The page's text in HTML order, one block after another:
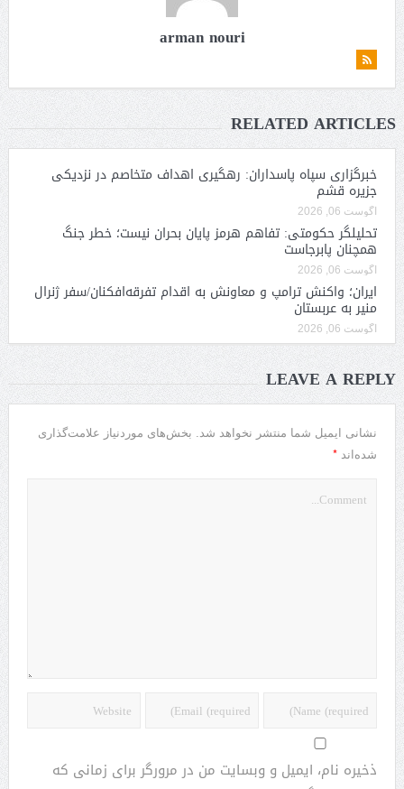
arman nouri
RELATED ARTICLES
خبرگزاری سپاه پاسداران: رهگیری اهداف متخاصم در نزدیکی
جزیره قشم
آگوست 06, 2026
تحلیلگر حکومتی: تفاهم هرمز پایان بحران نیست؛ خطر جنگ
همچنان پابرجاست
آگوست 06, 2026
ایران؛ واکنش ترامپ و معاونش به اقدام تفرقه‌افکنان/سفر ژنرال
منیر به عربستان
آگوست 06, 2026
LEAVE A REPLY
نشانی ایمیل شما منتشر نخواهد شد. بخش‌های موردنیاز علامت‌گذاری
شده‌اند *
ذخیره نام، ایمیل و وبسایت من در مرورگر برای زمانی که